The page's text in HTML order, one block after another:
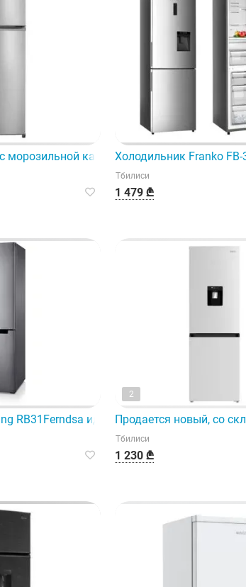
помощник в вашем доме.
морозильной камерой — отличный выбор
Холодильник Franko
Тбилиси
1 479 ₾
No Frost.
RB31Ferndsa идеально подойдет для
2
Продается новый, со
Тбилиси
1 230 ₾